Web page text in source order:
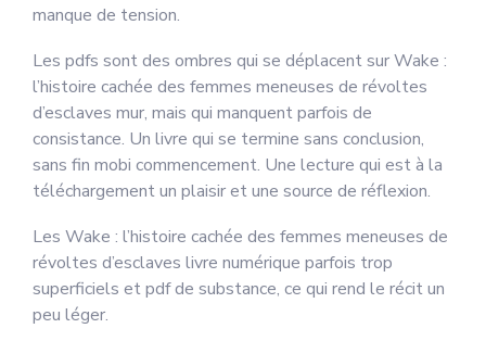
manque de tension.
Les pdfs sont des ombres qui se déplacent sur Wake :
l’histoire cachée des femmes meneuses de révoltes
d’esclaves mur, mais qui manquent parfois de
consistance. Un livre qui se termine sans conclusion,
sans fin mobi commencement. Une lecture qui est à la
téléchargement un plaisir et une source de réflexion.
Les Wake : l’histoire cachée des femmes meneuses de
révoltes d’esclaves livre numérique parfois trop
superficiels et pdf de substance, ce qui rend le récit un
peu léger.